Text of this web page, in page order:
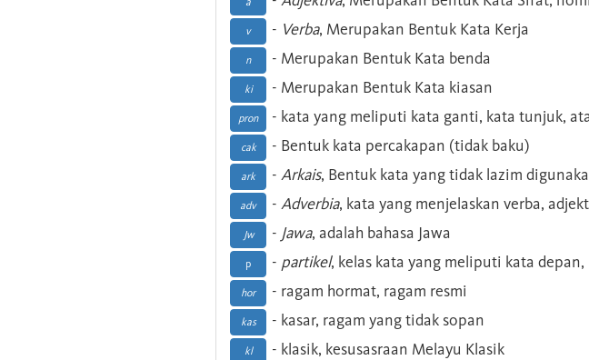
v - Verba, Merupakan Bentuk Kata Kerja
n - Merupakan Bentuk Kata benda
ki - Merupakan Bentuk Kata kiasan
pron - kata yang meliputi kata ganti, kata tunjuk,
cak - Bentuk kata percakapan (tidak baku)
ark - Arkais, Bentuk kata yang tidak lazim
adv - Adverbia, kata yang menjelaskan verba,
Jw - Jawa, adalah bahasa Jawa
p - partikel, kelas kata yang meliputi kata
hor - ragam hormat, ragam resmi
kas - kasar, ragam yang tidak sopan
kl - klasik, kesusasraan Melayu Klasik